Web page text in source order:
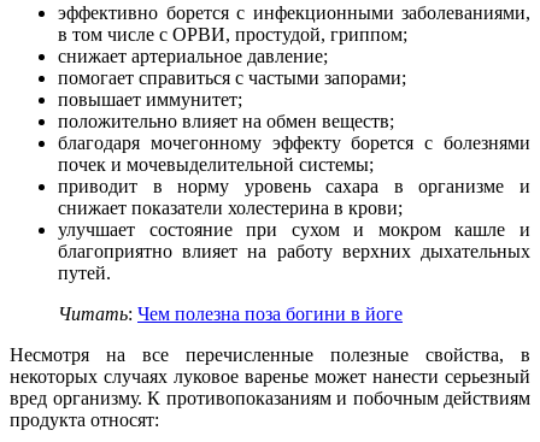
эффективно борется с инфекционными заболеваниями,
в том числе с ОРВИ, простудой, гриппом;
снижает артериальное давление;
помогает справиться с частыми запорами;
повышает иммунитет;
положительно влияет на обмен веществ;
благодаря мочегонному эффекту борется с болезнями
почек и мочевыделительной системы;
приводит в норму уровень сахара в организме и
снижает показатели холестерина в крови;
улучшает состояние при сухом и мокром кашле и
благоприятно влияет на работу верхних дыхательных
путей.
Читать: Чем полезна поза богини в йоге
Несмотря на все перечисленные полезные свойства, в
некоторых случаях луковое варенье может нанести серьезный
вред организму. К противопоказаниям и побочным действиям
продукта относят: